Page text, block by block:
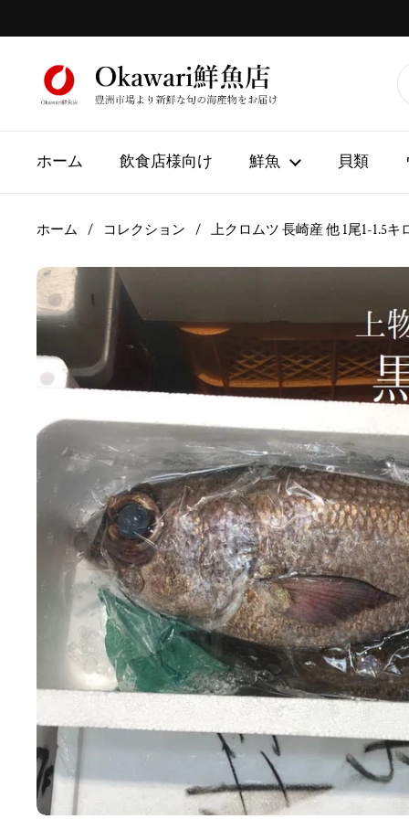
ホーム 飲食店様向け 鮮魚 貝類
ホーム / コレクション / 上クロムツ 長崎産 他 1尾1-1.5